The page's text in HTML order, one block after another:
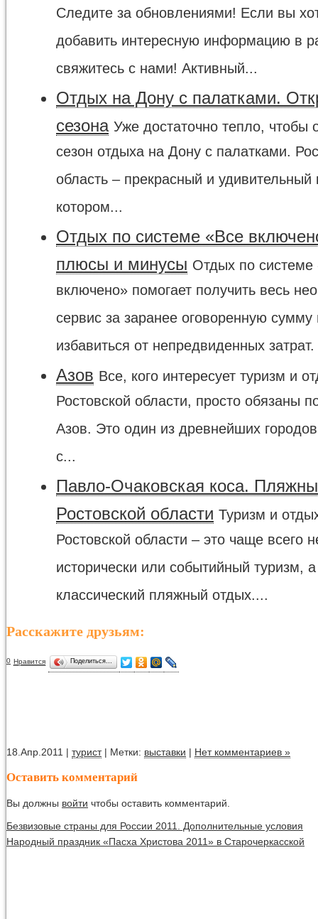
Следите за обновлениями! Если вы
добавить интересную информацию в
свяжитесь с нами! Активный...
Отдых на Дону с палатками.
сезона Уже достаточно тепло, чтобы
сезон отдыха на Дону с палатками.
область – прекрасный и удивительный
котором...
Отдых по системе «Все
плюсы и минусы Отдых по системе
включено» помогает получить весь
сервис за заранее оговоренную сумму
избавиться от непредвиденных
Азов Все, кого интересует туризм и
Ростовской области, просто обязаны
Азов. Это один из древнейших
с...
Павло-Очаковская коса.
Ростовской области Туризм и
Ростовской области – это чаще всего
исторически или событийный туризм, а
классический пляжный отдых....
Расскажите друзьям:
0 Нравится Поделиться…
18.Апр.2011 | турист| Метки: выставки | Нет комментариев »
Оставить комментарий
Вы должны войти чтобы оставить комментарий.
Безвизовые страны для России 2011. Дополнительные условия
Народный праздник «Пасха Христова 2011» в Старочеркасской